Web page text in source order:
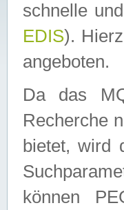
schnelle
EDIS).
angeboten.
Da das
Recherche
bietet, wird
können